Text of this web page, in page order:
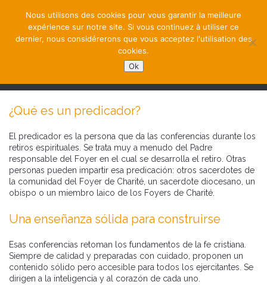
¿Qué es un predicador?
El predicador es la persona que da las conferencias durante los
retiros espirituales. Se trata muy a menudo del Padre
responsable del Foyer en el cual se desarrolla el retiro. Otras
personas pueden impartir esa predicación: otros sacerdotes de
la comunidad del Foyer de Charité, un sacerdote diocesano, un
obispo o un miembro laico de los Foyers de Charité.
Una enseñanza sólida para construirse
Esas conferencias retoman los fundamentos de la fe cristiana.
Siempre de calidad y preparadas con cuidado, proponen un
contenido sólido pero accesible para todos los ejercitantes. Se
dirigen a la inteligencia y al corazón de cada uno.
Nous utilisons des cookies pour vous garantir la meilleure
expérience sur notre site. Si vous continuez à utiliser ce
dernier, nous considérerons que vous acceptez l'utilisation des
cookies.
Ok